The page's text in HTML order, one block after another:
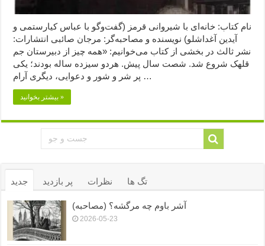
نام کتاب: خانه‌ای با شیروانی قرمز (گفت‌وگو با عباس کیارستمی و
آیدین آغداشلو) نویسنده و مصاحبه‌گر: مرجان صائبی انتشارات:
نشر ثالث در بخشی از کتاب می‌خوانیم: «همه چیز از دبیرستان جم
قلهک شروع شد. شصت سال پیش. هردو سیزده ساله بودند؛ یکی
پر شر و شور و دعوایی، دیگری آرام …
بیشتر بخوانید »
جدید پر بازدید نظرات تگ ها
آشر باوم چه مرگشه؟ (مصاحبه)
2026-05-23